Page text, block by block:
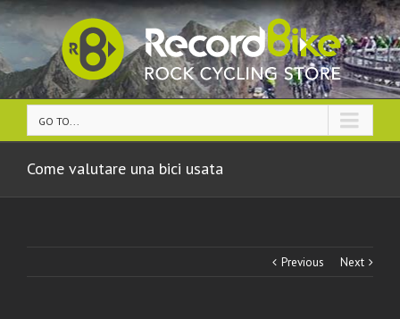
GO TO...
Come valutare una bici usata
Previous Next